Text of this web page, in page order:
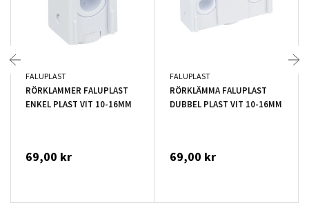
FALUPLAST
RÖRKLAMMER FALUPLAST
ENKEL PLAST VIT 10-16MM
69,00 kr
FALUPLAST
RÖRKLÄMMA FALUPLAST
DUBBEL PLAST VIT 10-16MM
69,00 kr